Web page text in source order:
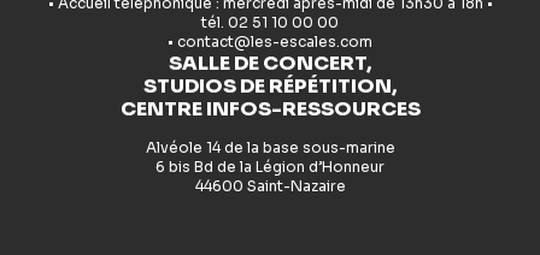
tél. 02 51 10 00 00
• contact@les-escales.com
SALLE DE CONCERT,
STUDIOS DE RÉPÉTITION,
CENTRE INFOS-RESSOURCES
Alvéole 14 de la base sous-marine
6 bis Bd de la Légion d’Honneur
44600 Saint-Nazaire